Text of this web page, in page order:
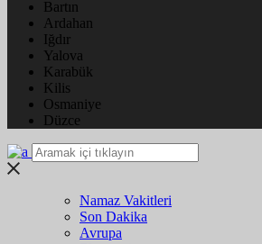
Bartın
Ardahan
Iğdır
Yalova
Karabük
Kilis
Osmaniye
Düzce
Namaz Vakitleri
Son Dakika
Avrupa